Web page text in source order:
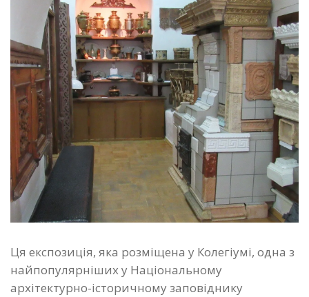
Ця експозиція, яка розміщена у Колегіумі, одна з
найпопулярніших у Національному
архітектурно-історичному заповіднику